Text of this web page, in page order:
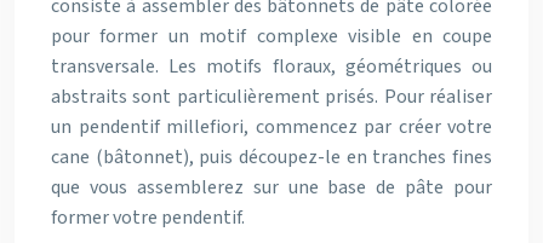
consiste à assembler des bâtonnets de pâte colorée
pour former un motif complexe visible en coupe
transversale. Les motifs floraux, géométriques ou
abstraits sont particulièrement prisés. Pour réaliser
un pendentif millefiori, commencez par créer votre
cane (bâtonnet), puis découpez-le en tranches fines
que vous assemblerez sur une base de pâte pour
former votre pendentif.